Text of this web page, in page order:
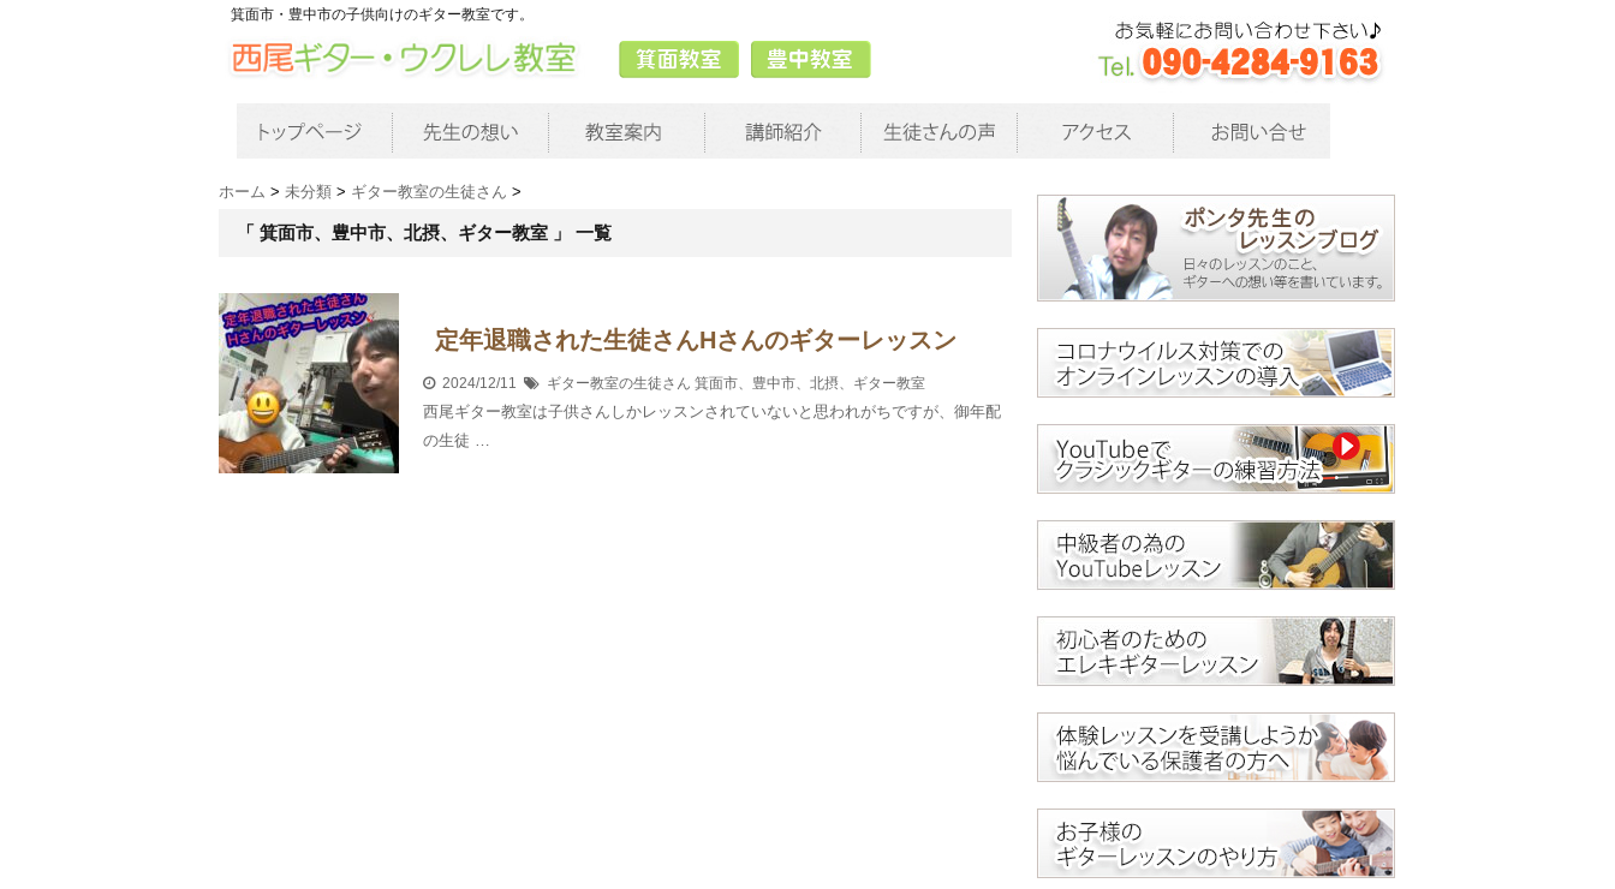
箕面市・豊中市の子供向けのギター教室です。
ホーム > 未分類 > ギター教室の生徒さん >
「 箕面市、豊中市、北摂、ギター教室 」 一覧
定年退職された生徒さんHさんのギターレッスン
2024/12/11 ギター教室の生徒さん 箕面市、豊中市、北摂、ギター教室
西尾ギター教室は子供さんしかレッスンされていないと思われがちですが、御年配
の生徒 …